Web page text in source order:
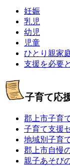
妊娠
乳児
幼児
児童
ひとり親家
支援を必要
子育て応
郡上市子育
子育て支援
地域別子育
郡上市自慢
親子あそび